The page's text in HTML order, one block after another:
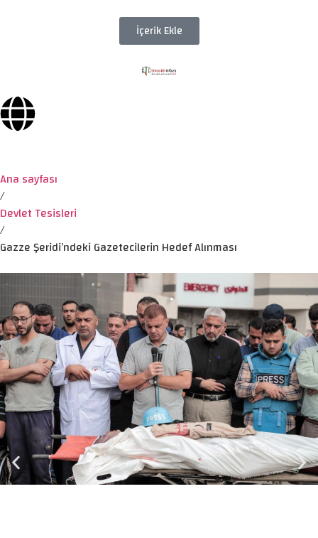
İçerik Ekle
Ana sayfası
/
Devlet Tesisleri
/
Gazze Şeridi’ndeki Gazetecilerin Hedef Alınması